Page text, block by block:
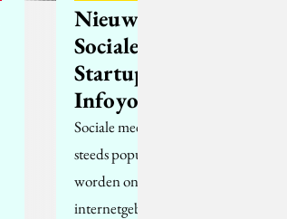
Nieuwe
Sociale media
Startup:
Infoyo
Sociale media beginnen
steeds populairder te
worden onder
internetgebruikers.